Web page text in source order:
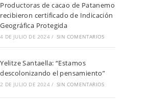
Productoras de cacao de Patanemo
recibieron certificado de Indicación
Geográfica Protegida
4 DE JULIO DE 2024 / SIN COMENTARIOS
Yelitze Santaella: “Estamos
descolonizando el pensamiento”
2 DE JULIO DE 2024 / SIN COMENTARIOS